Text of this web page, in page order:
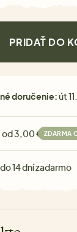
PRIDAŤ DO
doručenie:út
od 3,00 € ZDARMA
do 14 dní zadarmo